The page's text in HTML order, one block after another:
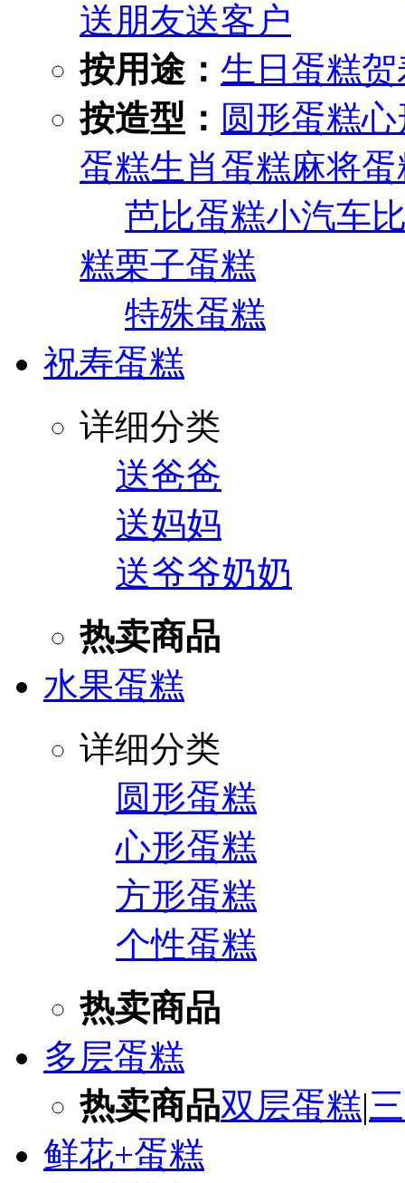
送朋友送客户
按用途： 生日蛋糕
按造型： 圆形蛋糕心
蛋糕生肖蛋糕麻将
芭比蛋糕小汽车
糕栗子蛋糕
特殊蛋糕
祝寿蛋糕
详细分类
送爸爸
送妈妈
送爷爷奶奶
热卖商品
水果蛋糕
详细分类
圆形蛋糕
心形蛋糕
方形蛋糕
个性蛋糕
热卖商品
多层蛋糕
热卖商品双层蛋糕|
鲜花+蛋糕